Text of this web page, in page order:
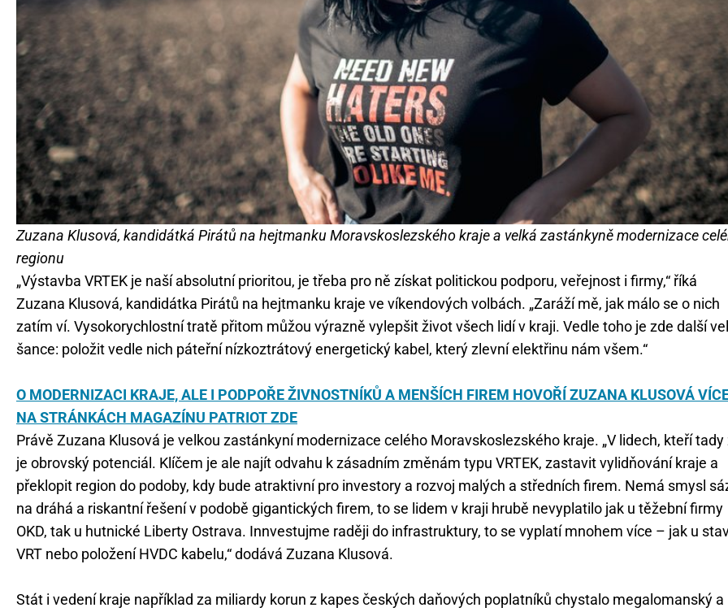
Zuzana Klusová, kandidátká Pirátů na hejtmanku Moravskoslezského kraje a velká zastánkyně modernizace
regionu
„Výstavba VRTEK je naší absolutní prioritou, je třeba pro ně získat politickou podporu, veřejnost i firmy,“ říká
Zuzana Klusová, kandidátka Pirátů na hejtmanku kraje ve víkendových volbách. „Zaráží mě, jak málo se o nich
zatím ví. Vysokorychlostní tratě přitom můžou výrazně vylepšit život všech lidí v kraji. Vedle toho je zde další
šance: položit vedle nich páteřní nízkoztrátový energetický kabel, který zlevní elektřinu nám všem.“
O MODERNIZACI KRAJE, ALE I PODPOŘE ŽIVNOSTNÍKŮ A MENŠÍCH FIREM HOVOŘÍ ZUZANA KLUSOVÁ
NA STRÁNKÁCH MAGAZÍNU PATRIOT ZDE
Právě Zuzana Klusová je velkou zastánkyní modernizace celého Moravskoslezského kraje. „V lidech, kteří tady
je obrovský potenciál. Klíčem je ale najít odvahu k zásadním změnám typu VRTEK, zastavit vylidňování kraje a
překlopit region do podoby, kdy bude atraktivní pro investory a rozvoj malých a středních firem. Nemá smysl
na dráhá a riskantní řešení v podobě gigantických firem, to se lidem v kraji hrubě nevyplatilo jak u těžební firmy
OKD, tak u hutnické Liberty Ostrava. Innvestujme raději do infrastruktury, to se vyplatí mnohem více – jak u
VRT nebo položení HVDC kabelu,“ dodává Zuzana Klusová.
Stát i vedení kraje například za miliardy korun z kapes českých daňových poplatníků chystalo megalomanský a